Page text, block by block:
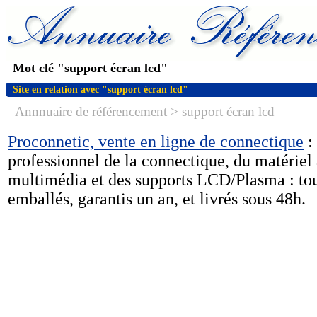
Mot clé "support écran lcd"
Site en relation avec "support écran lcd"
Annnuaire de référencement > support écran lcd
Proconnetic, vente en ligne de connectique :
professionnel de la connectique, du
multimédia et des supports LCD/Plasma :
emballés, garantis un an, et livrés sous 48h.